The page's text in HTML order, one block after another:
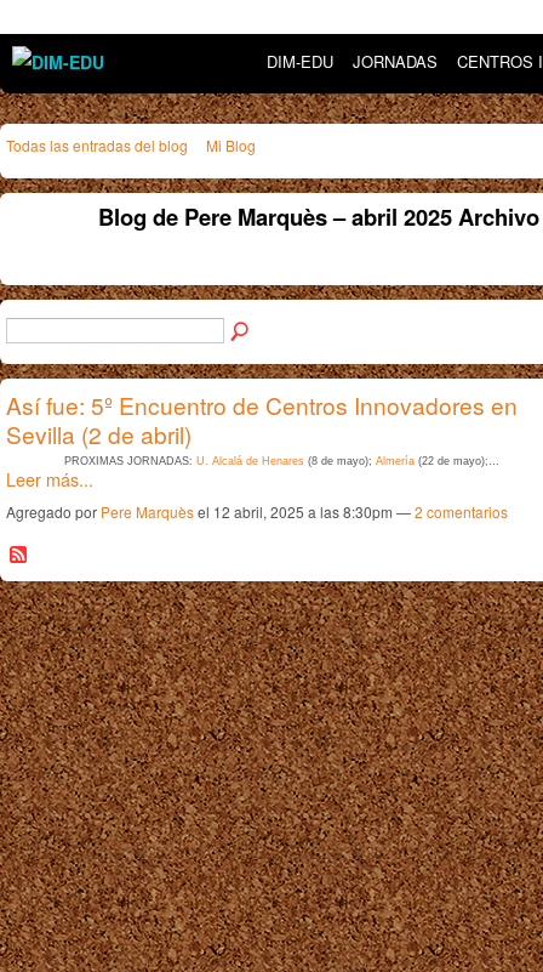
DIM-EDU JORNADAS CENTROS
Todas las entradas del blog Mi Blog
Blog de Pere Marquès – abril 2025
Así fue: 5º Encuentro de Centros Innovadores en
Sevilla (2 de abril)
PRÓXIMAS JORNADAS: U. Alcalá de Henares (8 de mayo); Almería (22 de mayo);…
Leer más...
Agregado por Pere Marquèsel 12 abril, 2025 a las 8:30pm —2 comentarios